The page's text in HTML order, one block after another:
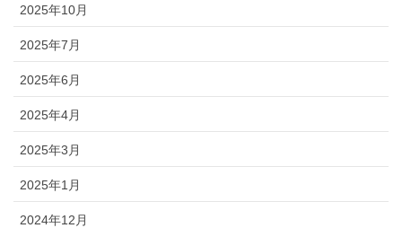
2025年10月
2025年7月
2025年6月
2025年4月
2025年3月
2025年1月
2024年12月